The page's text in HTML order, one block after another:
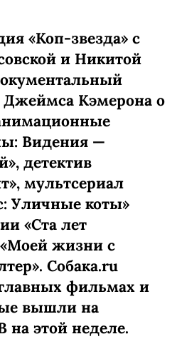
«Коп-звезда» с
и Никитой
Кэмерона о
Видения —
детектив
мультсериал
Уличные коты»
«Ста лет
«Моей жизни с
Собака.ru
фильмах и
вышли на
на этой неделе.